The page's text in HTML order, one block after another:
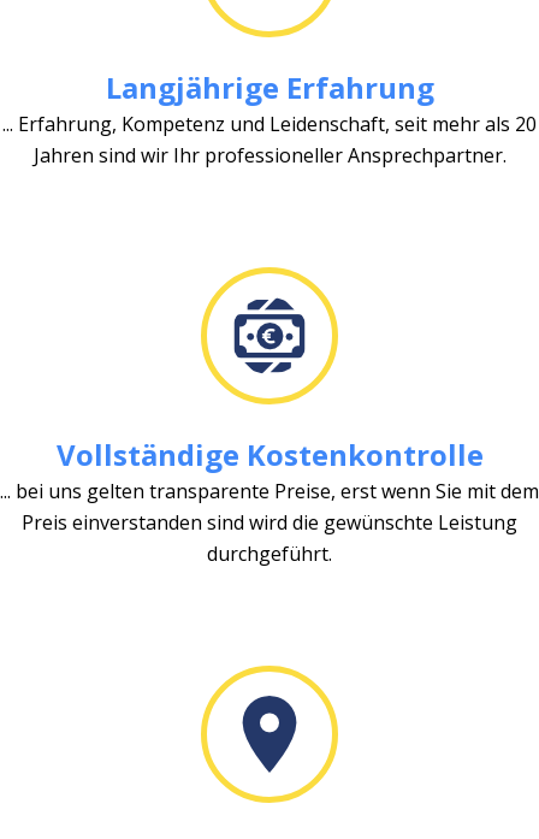
Langjährige Erfahrung
... Erfahrung, Kompetenz und Leidenschaft, seit mehr als 20
Jahren sind wir Ihr professioneller Ansprechpartner.
Vollständige Kostenkontrolle
... bei uns gelten transparente Preise, erst wenn Sie mit dem
Preis einverstanden sind wird die gewünschte Leistung
durchgeführt.